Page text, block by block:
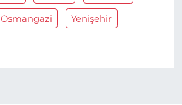
Osmangazi Yenişehir